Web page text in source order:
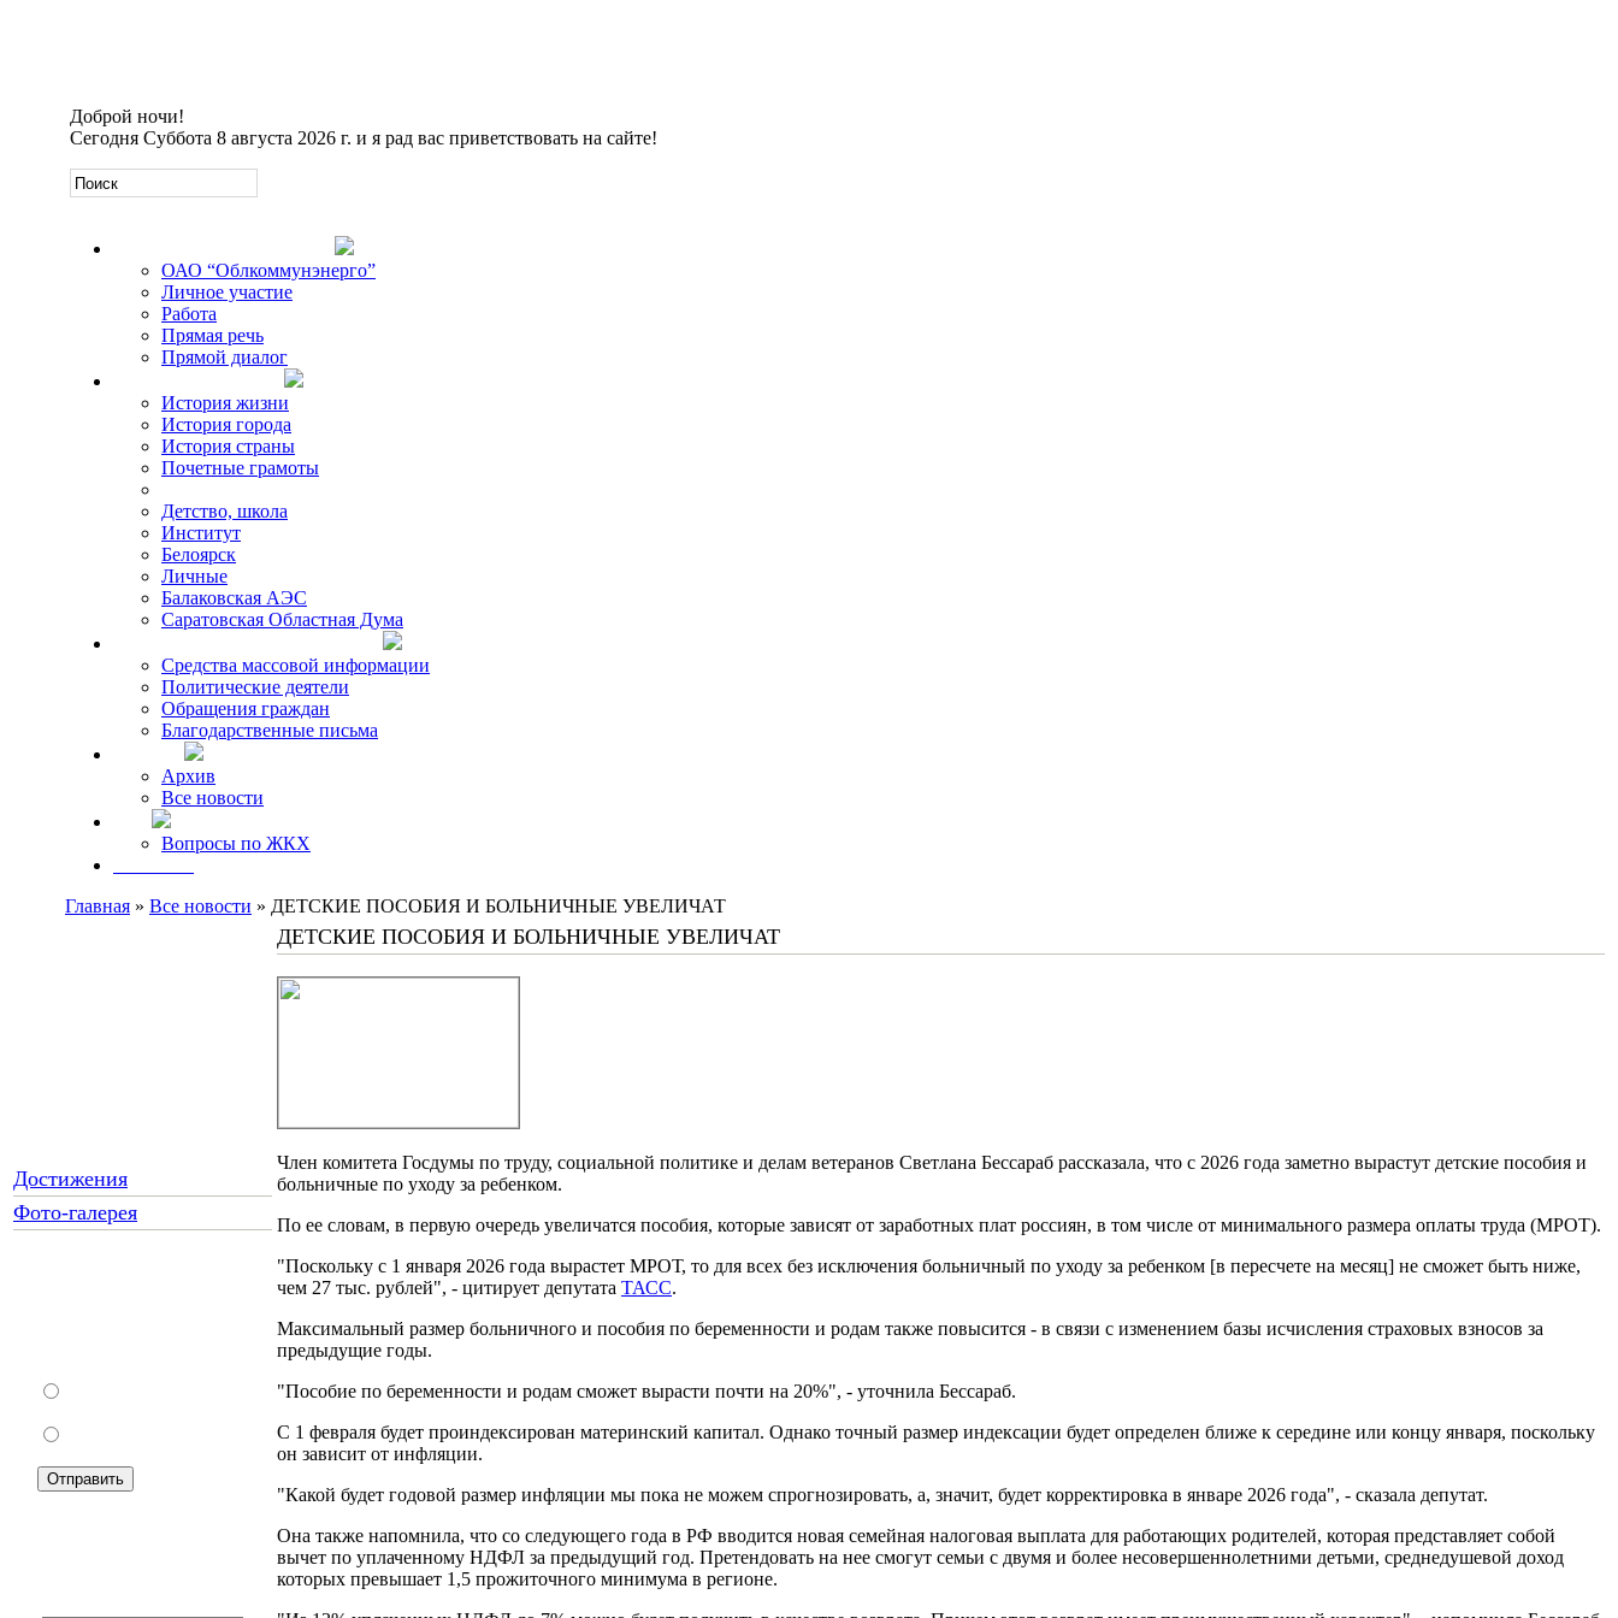
Доброй ночи!
Сегодня Суббота 8 августа 2026 г. и я рад вас приветствовать на сайте!
ОАО “Облкоммунэнерго”
Личное участие
Работа
Прямая речь
Прямой диалог
История жизни
История города
История страны
Почетные грамоты
Детство, школа
Институт
Белоярск
Личные
Балаковская АЭС
Саратовская Областная Дума
Средства массовой информации
Политические деятели
Обращения граждан
Благодарственные письма
Архив
Все новости
Вопросы по ЖКХ
Главная » Все новости » ДЕТСКИЕ ПОСОБИЯ И БОЛЬНИЧНЫЕ УВЕЛИЧАТ
Достижения
Фото-галерея
ДЕТСКИЕ ПОСОБИЯ И БОЛЬНИЧНЫЕ УВЕЛИЧАТ
Член комитета Госдумы по труду, социальной политике и делам ветеранов Светлана Бессараб рассказала, что с 2026 года заметно вырастут детские пособия и
больничные по уходу за ребенком.
По ее словам, в первую очередь увеличатся пособия, которые зависят от заработных плат россиян, в том числе от минимального размера оплаты труда (МРОТ).
"Поскольку с 1 января 2026 года вырастет МРОТ, то для всех без исключения больничный по уходу за ребенком [в пересчете на месяц] не сможет быть ниже,
чем 27 тыс. рублей", - цитирует депутата ТАСС.
Максимальный размер больничного и пособия по беременности и родам также повысится - в связи с изменением базы исчисления страховых взносов за
предыдущие годы.
"Пособие по беременности и родам сможет вырасти почти на 20%", - уточнила Бессараб.
С 1 февраля будет проиндексирован материнский капитал. Однако точный размер индексации будет определен ближе к середине или концу января, поскольку
он зависит от инфляции.
"Какой будет годовой размер инфляции мы пока не можем спрогнозировать, а, значит, будет корректировка в январе 2026 года", - сказала депутат.
Она также напомнила, что со следующего года в РФ вводится новая семейная налоговая выплата для работающих родителей, которая представляет собой
вычет по уплаченному НДФЛ за предыдущий год. Претендовать на нее смогут семьи с двумя и более несовершеннолетними детьми, среднедушевой доход
которых превышает 1,5 прожиточного минимума в регионе.